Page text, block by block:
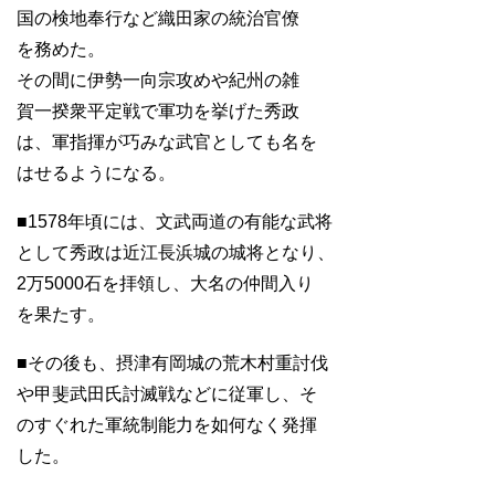
国の検地奉行など織田家の統治官僚
を務めた。
その間に伊勢一向宗攻めや紀州の雑
賀一揆衆平定戦で軍功を挙げた秀政
は、軍指揮が巧みな武官としても名を
はせるようになる。
■1578年頃には、文武両道の有能な武将
として秀政は近江長浜城の城将となり、
2万5000石を拝領し、大名の仲間入り
を果たす。
■その後も、摂津有岡城の荒木村重討伐
や甲斐武田氏討滅戦などに従軍し、そ
のすぐれた軍統制能力を如何なく発揮
した。